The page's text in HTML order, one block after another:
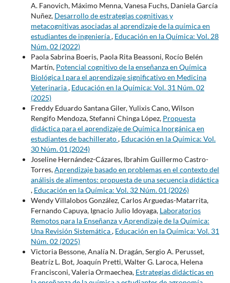
A. Fanovich, Máximo Menna, Vanesa Fuchs, Daniela García
Nuñez, Desarrollo de estrategias cognitivas y
metacognitivas asociadas al aprendizaje de la química en
estudiantes de ingeniería, Educación en la Química: Vol. 28
Núm. 02 (2022)
Paola Sabrina Boeris, Paola Rita Beassoni, Rocío Belén
Martín, Potencial cognitivo de la enseñanza en Química
Biológica I para el aprendizaje significativo en Medicina
Veterinaria, Educación en la Química: Vol. 31 Núm. 02
(2025)
Freddy Eduardo Santana Giler, Yulixis Cano, Wilson
Rengifo Mendoza, Stefanni Chinga López, Propuesta
didáctica para el aprendizaje de Química Inorgánica en
estudiantes de bachillerato, Educación en la Química: Vol.
30 Núm. 01 (2024)
Joseline Hernández-Cázares, Ibrahim Guillermo Castro-
Torres,Aprendizaje basado en problemas en el contexto del
análisis de alimentos: propuesta de una secuencia didáctica
, Educación en la Química: Vol. 32 Núm. 01 (2026)
Wendy Villalobos González, Carlos Arguedas-Matarrita,
Fernando Capuya, Ignacio Julio Idoyaga, Laboratorios
Remotos para la Enseñanza y Aprendizaje de la Química:
Una Revisión Sistemática, Educación en la Química: Vol. 31
Núm. 02 (2025)
Victoria Bessone, Analía N. Dragán, Sergio A. Perusset,
Beatríz L. Bot, Joaquín Pretti, Walter G. Laroca, Helena
Francisconi, Valeria Ormaechea, Estrategias didácticas en